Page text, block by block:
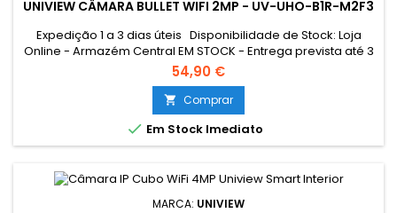
UNIVIEW CÂMARA BULLET WIFI 2MP - UV-UHO-B1R-M2F3
Expedição 1 a 3 dias úteis Disponibilidade de Stock: Loja
Online - Armazém Central EM STOCK - Entrega prevista até 3
dias úteis Loja Braga - Rua António Fernandes Ferreira
Gomes SEM STOCK - Por encomenda - chegada até 2 dias
úteis
54,90 €
 Comprar
 Em Stock Imediato
MARCA: UNIVIEW